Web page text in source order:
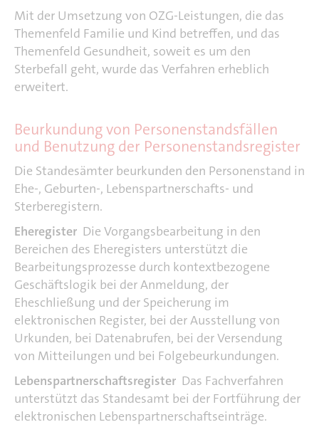
Mit der Umsetzung von OZG-Leistungen, die das
Themenfeld Familie und Kind betreffen, und das
Themenfeld Gesundheit, soweit es um den
Sterbefall geht, wurde das Verfahren erheblich
erweitert.
Beurkundung von Personenstandsfällen
und Benutzung der Personenstandsregister
Die Standesämter beurkunden den Personenstand in
Ehe-, Geburten-, Lebenspartnerschafts- und
Sterberegistern.
Eheregister Die Vorgangsbearbeitung in den
Bereichen des Eheregisters unterstützt die
Bearbeitungsprozesse durch kontextbezogene
Geschäftslogik bei der Anmeldung, der
Eheschließung und der Speicherung im
elektronischen Register, bei der Ausstellung von
Urkunden, bei Datenabrufen, bei der Versendung
von Mitteilungen und bei Folgebeurkundungen.
Lebenspartnerschaftsregister Das Fachverfahren
unterstützt das Standesamt bei der Fortführung der
elektronischen Lebenspartnerschaftseinträge.